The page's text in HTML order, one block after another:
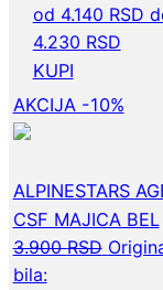
od 4.140 RSD
4.230 RSD
KUPI
AKCIJA -10%
ALPINESTARS
CSF MAJICA BEL
3.900RSD
bila: